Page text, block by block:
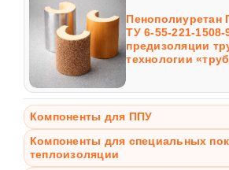
Пенополиуретан
ТУ 6-55-221-1508-
предизоляции
технологии
Компоненты для ППУ
Компоненты для специальных
теплоизоляции